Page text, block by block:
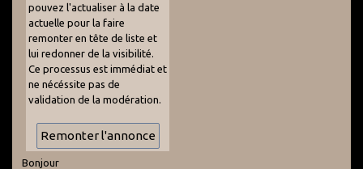
pouvez l'actualiser à la date
actuelle pour la faire
remonter en tête de liste et
lui redonner de la visibilité.
Ce processus est immédiat et
ne nécéssite pas de
validation de la modération.
Bonjour